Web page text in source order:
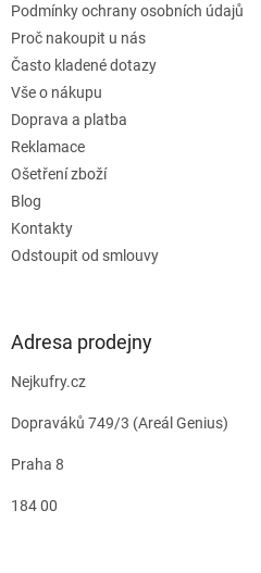
Podmínky ochrany osobních údajů
Proč nakoupit u nás
Často kladené dotazy
Vše o nákupu
Doprava a platba
Reklamace
Ošetření zboží
Blog
Kontakty
Odstoupit od smlouvy
Adresa prodejny
Nejkufry.cz
Dopraváků 749/3 (Areál Genius)
Praha 8
184 00